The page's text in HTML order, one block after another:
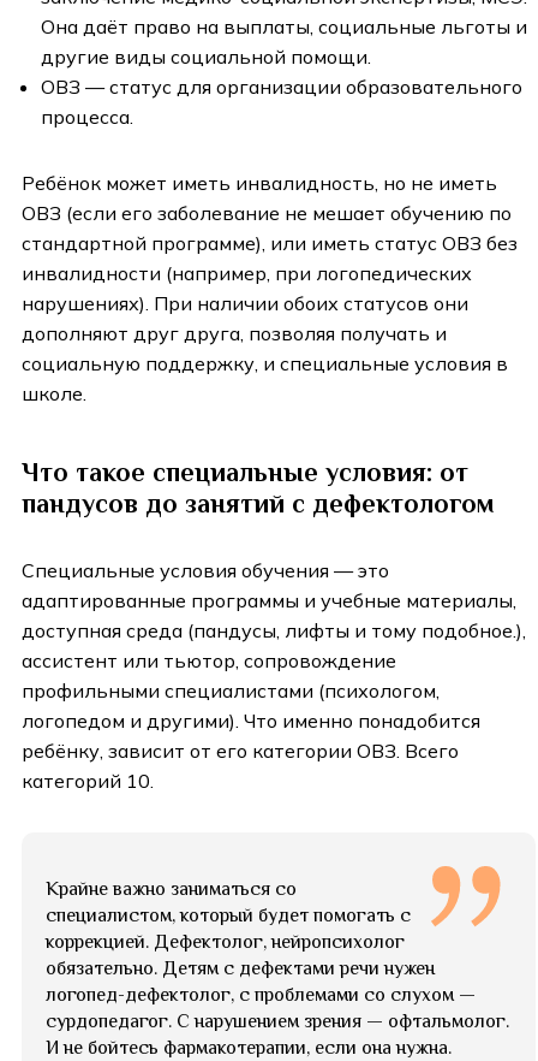
Она даёт право на выплаты, социальные льготы и
другие виды социальной помощи.
ОВЗ — статус для организации образовательного
процесса.
Ребёнок может иметь инвалидность, но не иметь
ОВЗ (если его заболевание не мешает обучению по
стандартной программе), или иметь статус ОВЗ без
инвалидности (например, при логопедических
нарушениях). При наличии обоих статусов они
дополняют друг друга, позволяя получать и
социальную поддержку, и специальные условия в
школе.
Что такое специальные условия: от
пандусов до занятий с дефектологом
Специальные условия обучения — это
адаптированные программы и учебные материалы,
доступная среда (пандусы, лифты и тому подобное.),
ассистент или тьютор, сопровождение
профильными специалистами (психологом,
логопедом и другими). Что именно понадобится
ребёнку, зависит от его категории ОВЗ. Всего
категорий 10.
Крайне важно заниматься со
специалистом, который будет помогать с
коррекцией. Дефектолог, нейропсихолог
обязательно. Детям с дефектами речи нужен
логопед-дефектолог, с проблемами со слухом —
сурдопедагог. С нарушением зрения — офтальмолог.
И не бойтесь фармакотерапии, если она нужна.